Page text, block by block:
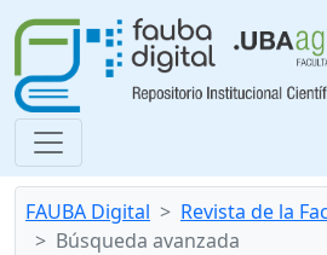
FAUBA Digital
Revista de la
Búsqueda avanzada